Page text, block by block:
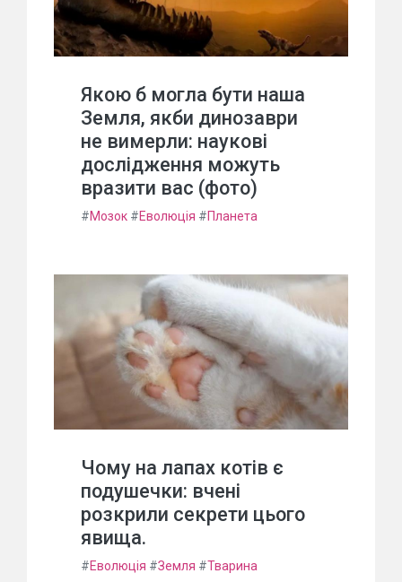
Якою б могла бути наша
Земля, якби динозаври
не вимерли: наукові
дослідження можуть
вразити вас (фото)
#Мозок #Еволюція #Планета
Чому на лапах котів є
подушечки: вчені
розкрили секрети цього
явища.
#Еволюція #Земля #Тварина